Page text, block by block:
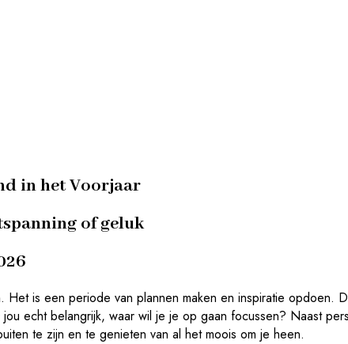
in het Voorjaar
of geluk
is een periode van plannen maken en inspiratie opdoen.
echt belangrijk, waar wil je je op gaan focussen? Naast
te zijn en te genieten van al het moois om je heen.